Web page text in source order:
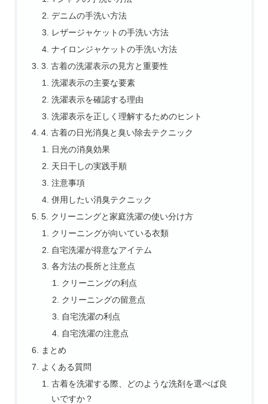
デニムの手洗い方法
レザージャケットの手洗い方法
ナイロンジャケットの手洗い方法
3. 古着の洗濯表示の見方と重要性
洗濯表示の主要な要素
洗濯表示を確認する理由
洗濯表示を正しく理解するためのヒント
4. 古着の日光消臭と臭い除去テクニック
日光の消臭効果
天日干しの実践手順
注意事項
併用したい消臭テクニック
5. クリーニングと家庭洗濯の使い分け方
クリーニングが向いている衣類
自宅洗濯が得意なアイテム
各方法の長所と注意点
クリーニングの利点
クリーニングの留意点
自宅洗濯の利点
自宅洗濯の注意点
まとめ
よくある質問
古着を洗濯する際、どのような洗剤を選べば良
いですか？